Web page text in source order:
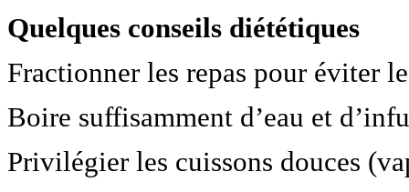
Quelques conseils diététiques
Fractionner les repas pour éviter
Boire suffisamment d’eau et
Privilégier les cuissons douces